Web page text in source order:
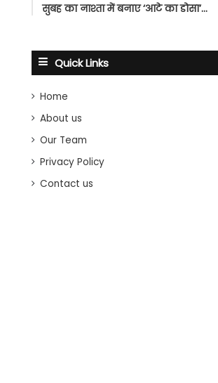
सुबह का नाश्ता में बनाए ‘आटे का डोसा’…
Quick Links
Home
About us
Our Team
Privacy Policy
Contact us